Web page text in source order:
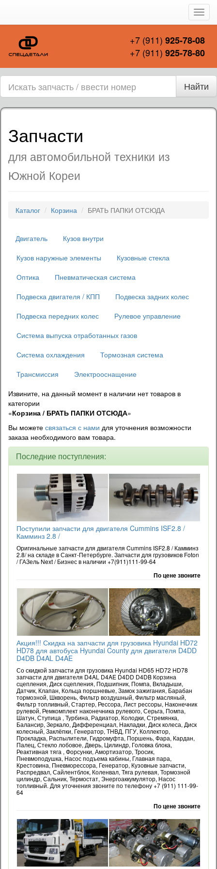
+7 (911) 925-78-08
+7 (911) 925-78-80
Найти
Запчасти
для автомобильной техники из
Южной Кореи
Каталог Корзина БРАТЬ ПАПКИ ОТСЮДА
Двигатель
Кузов внутри
Кузов наружные элементы
Кузовные стекла
Оптика
Пневматическая система
Подвеска двигателя / КПП
Подвеска задних колес
Подвеска передних колес
Рулевое управление
Система выпуска отработанных газов
Система охлаждения
Тормозная система
Трансмиссия
Электрооснащение
Извините, на данный момент в наличии нет товаров в
категории
«Корзина / БРАТЬ ПАПКИ ОТСЮДА»
Вы можете связаться с нами для уточнения возможности
заказа необходимого вам товара.
Последние поступления:
Поступили запчасти для двигателя Cummins ISF2.8 /
Камминз 2.8 /
Оригинальные запчасти для двигателя Cummins ISF2.8 / Камминз
2.8/ на складе в Санкт-Петербурге. Запчасти для грузовиков Foton
/ ГАЗель Next / Бизнес в наличии +7(911)111-99-64
По цене звоните
Акция!!! Скидка на запчасти для грузовика Hyundai HD72
HD78 для автобуса Hyundai County для двигателя D4DD
D4DB D4AL D4AE
Со скидкой запчасти для грузовика Hyundai HD65 HD72 HD78
запчасти для двигателя D4AL D4AE D4DD D4DB Корзина
сцепления, Диск сцепления, Подшипник, Помпа, Вкладыши,
Датчик, Клапан, Кольца поршневые, Замок зажигания, Барабан
тормозной, Шкворень, Фильтр воздушный, Фильтр масляный,
Фильтр топливный, Стартер, Рессора, Лист рессоры, Наконечник
рулевой, Ремкомплект наконечника рулевого, Серьга, Помпа,
Шатун, Ступица , Турбина, Радиатор, Колодки, Стремянка,
Балансир, Зеркало, Дифференциал, Накладки, Диск колеса, Диск
колесный, Заклёпки, Генератор, ТНВД, ПГУ, Коллектор,
Прокладка, Распылители, Гидромуфта, Поршень, Фара, Кардан,
Палец, Стекло лобовое, Дверь, Цилиндр, Головка блока,
Реактивная тяга , Форсунки, Амортизатор, Тросик,
Пневмоподушка, Насос подъема кабины, Главная пара,
Крестовина, Пневморессора, Генератор, Кузовные запчасти,
Распредвал, Сайлентблок, Коленвал, Тяга рулевая, Тормозной
цилиндр, Сальник, Термостат, Энергоаккумулятор, Насос
топливный. Для уточнения звоните по телефону +7 (911) 111-99-
64
По цене звоните